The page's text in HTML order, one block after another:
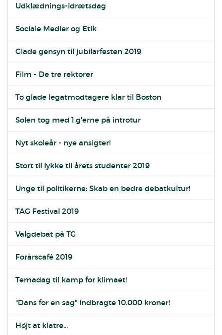
Udklædnings-idrætsdag
Sociale Medier og Etik
Glade gensyn til jubilarfesten 2019
Film - De tre rektorer
To glade legatmodtagere klar til Boston
Solen tog med 1.g'erne på introtur
Nyt skoleår - nye ansigter!
Stort til lykke til årets studenter 2019
Unge til politikerne: Skab en bedre debatkultur!
TAG Festival 2019
Valgdebat på TG
Forårscafé 2019
Temadag til kamp for klimaet!
"Dans for en sag" indbragte 10.000 kroner!
Højt at klatre...